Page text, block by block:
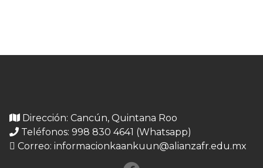
Dirección: Cancún, Quintana Roo
Teléfonos: 998 830 4641 (Whatsapp)
Correo: informacionkaankuun@alianzafr.edu.mx